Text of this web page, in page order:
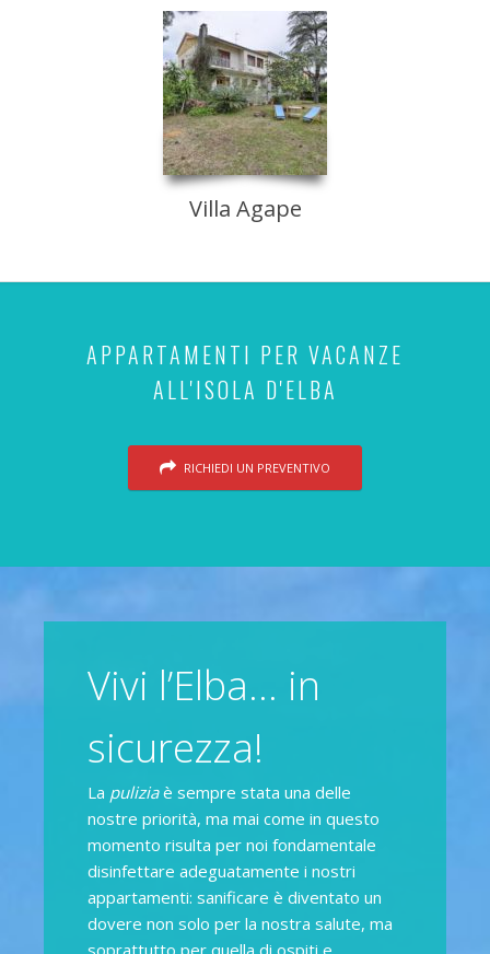
Villa Agape
APPARTAMENTI PER VACANZE
ALL'ISOLA D'ELBA
RICHIEDI UN PREVENTIVO
Vivi l’Elba… in
sicurezza!
La puliziaè sempre stata una delle
nostre priorità, ma mai come in questo
momento risulta per noi fondamentale
disinfettare adeguatamente i nostri
appartamenti: sanificare è diventato un
dovere non solo per la nostra salute, ma
soprattutto per quella di ospiti e